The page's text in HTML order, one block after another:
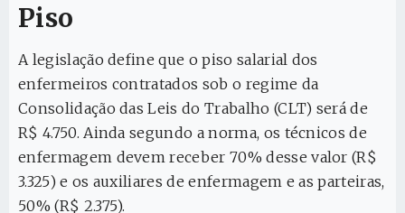
Piso
A legislação define que o piso salarial dos
enfermeiros contratados sob o regime da
Consolidação das Leis do Trabalho (CLT) será de
R$ 4.750. Ainda segundo a norma, os técnicos de
enfermagem devem receber 70% desse valor (R$
3.325) e os auxiliares de enfermagem e as parteiras,
50% (R$ 2.375).